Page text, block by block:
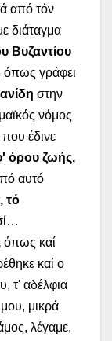
από τόν
διάταγμα
Βυζαντίου
όπως γράφει
στην
νόμος
έδινε
όρου ζωής,
αυτό
τό
όπως καί
καί ο
τ' αδέλφια
μικρά
λέγαμε,